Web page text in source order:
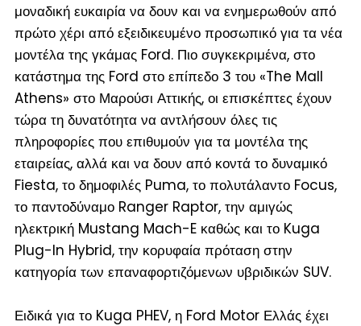
μοναδική ευκαιρία να δουν και να ενημερωθούν από
πρώτο χέρι από εξειδικευμένο προσωπικό για τα νέα
μοντέλα της γκάμας Ford. Πιο συγκεκριμένα, στο
κατάστημα της Ford στο επίπεδο 3 του «The Mall
Athens» στο Μαρούσι Αττικής, οι επισκέπτες έχουν
τώρα τη δυνατότητα να αντλήσουν όλες τις
πληροφορίες που επιθυμούν για τα μοντέλα της
εταιρείας, αλλά και να δουν από κοντά το δυναμικό
Fiesta, το δημοφιλές Puma, το πολυτάλαντο Focus,
το παντοδύναμο Ranger Raptor, την αμιγώς
ηλεκτρική Mustang Mach-E καθώς και το Kuga
Plug-In Hybrid, την κορυφαία πρόταση στην
κατηγορία των επαναφορτιζόμενων υβριδικών SUV.
Ειδικά για το Kuga PHEV, η Ford Motor Ελλάς έχει